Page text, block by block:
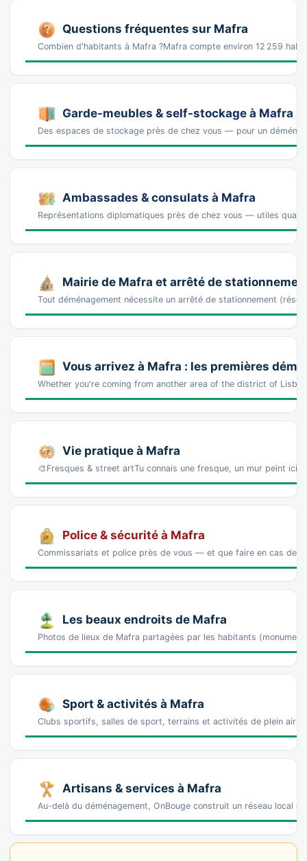
Questions fréquentes sur Mafra
Combien d'habitants à Mafra ?Mafra compte environ 12 259
Garde-meubles & self-stockage à Mafra
Des espaces de stockage près de chez vous — pour un
Ambassades & consulats à Mafra
Représentations diplomatiques près de chez vous — utiles
Mairie de Mafra et arrêté de
Tout déménagement nécessite un arrêté de stationnement
Vous arrivez à Mafra : les premières
Whether you're coming from another area of the district of
Vie pratique à Mafra
🎨Fresques & street artTu connais une fresque, un mur peint ici
Police & sécurité à Mafra
Commissariats et police près de vous — et que faire en cas de
Les beaux endroits de Mafra
Photos de lieux de Mafra partagées par les habitants
Sport & activités à Mafra
Clubs sportifs, salles de sport, terrains et activités de plein air
Artisans & services à Mafra
Au-delà du déménagement, OnBouge construit un réseau local